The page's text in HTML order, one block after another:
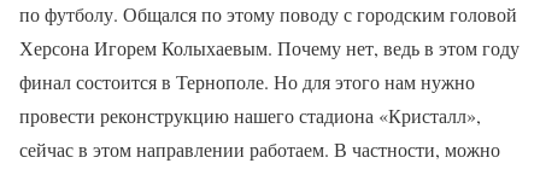
по футболу. Общался по этому поводу с городским головой
Херсона Игорем Колыхаевым. Почему нет, ведь в этом году
финал состоится в Тернополе. Но для этого нам нужно
провести реконструкцию нашего стадиона «Кристалл»,
сейчас в этом направлении работаем. В частности, можно